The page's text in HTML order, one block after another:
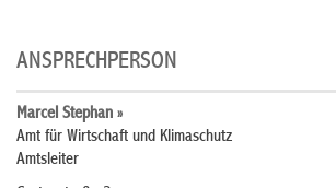
ANSPRECHPERSON
Marcel Stephan »
Amt für Wirtschaft und Klimaschutz
Amtsleiter